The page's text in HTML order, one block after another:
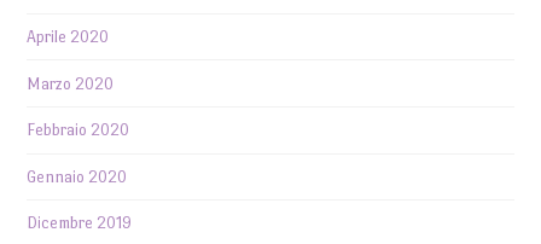
Aprile 2020
Marzo 2020
Febbraio 2020
Gennaio 2020
Dicembre 2019